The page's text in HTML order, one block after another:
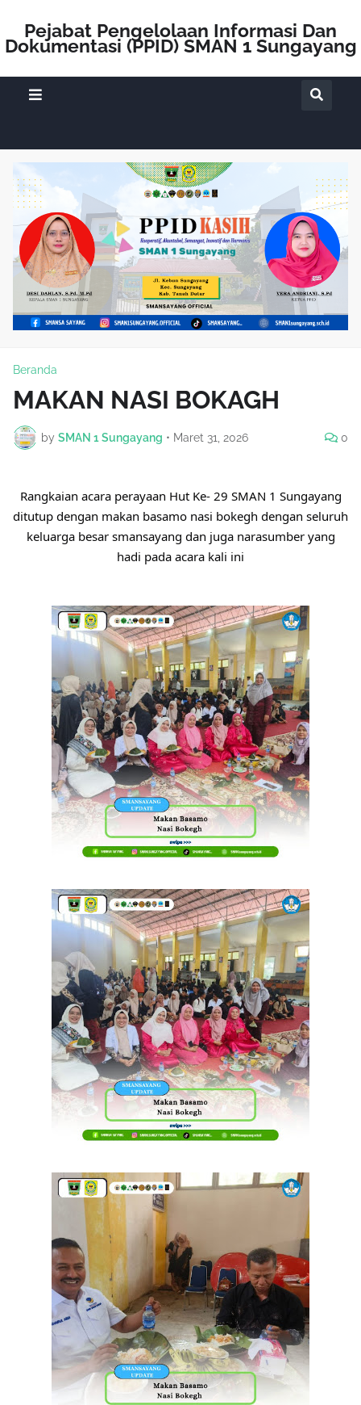
Pejabat Pengelolaan Informasi Dan
Dokumentasi (PPID) SMAN 1 Sungayang
Beranda
MAKAN NASI BOKAGH
by SMAN 1 Sungayang • Maret 31, 2026 0
Rangkaian acara perayaan Hut Ke- 29 SMAN 1 Sungayang
ditutup dengan makan basamo nasi bokegh dengan seluruh
keluarga besar smansayang dan juga narasumber yang
hadi pada acara kali ini